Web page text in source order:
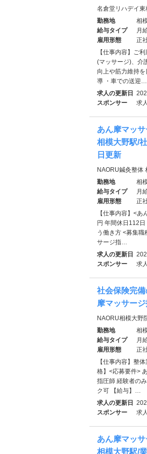
名倉堂リハデイ東
勤務地
相
給与タイプ
月
雇用形態
正
【仕事内容】ご
(マッサージ)、介
向上や筋力維持
導 ・車での送迎…
求人の更新日
スポンサー
求
あん摩マッ
相模大野駅/
日更新
NAORU鍼灸整体
勤務地
相
給与タイプ
月
雇用形態
正
【仕事内容】<あ
円 年間休日112
う働き方 <募集職
サージ指…
求人の更新日
スポンサー
求
社会保険完
摩マッサー
NAORU相模大野
勤務地
相
給与タイプ
月
雇用形態
正
【仕事内容】整
格】<応募要件>
指圧師 経験者の
ク可 【給与】…
求人の更新日
スポンサー
求
あん摩マッ
相模大野駅/